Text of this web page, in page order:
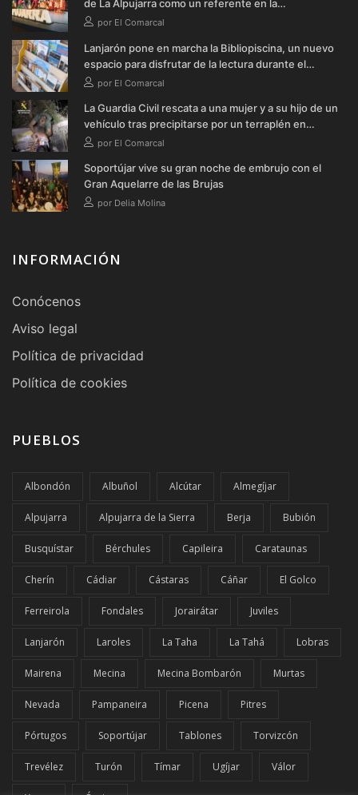
de La Alpujarra como un referente en la
conservación de las raíces de la comarca
por El Comarcal
Lanjarón pone en marcha la Bibliopiscina, un nuevo
espacio para disfrutar de la lectura durante el
verano
por El Comarcal
La Guardia Civil rescata a una mujer y a su hijo de un
vehículo tras precipitarse por un terraplén en
Soportújar
por El Comarcal
Soportújar vive su gran noche de embrujo con el
Gran Aquelarre de las Brujas
por Delia Molina
INFORMACIÓN
Conócenos
Aviso legal
Política de privacidad
Política de cookies
PUEBLOS
Albondón Albuñol Alcútar Almegíjar
Alpujarra Alpujarra de la Sierra Berja Bubión
Busquístar Bérchules Capileira Carataunas
Cherín Cádiar Cástaras Cáñar El Golco
Ferreirola Fondales Jorairátar Juviles
Lanjarón Laroles La Taha La Tahá Lobras
Mairena Mecina Mecina Bombarón Murtas
Nevada Pampaneira Picena Pitres
Pórtugos Soportújar Tablones Torvizcón
Trevélez Turón Tímar Ugíjar Válor